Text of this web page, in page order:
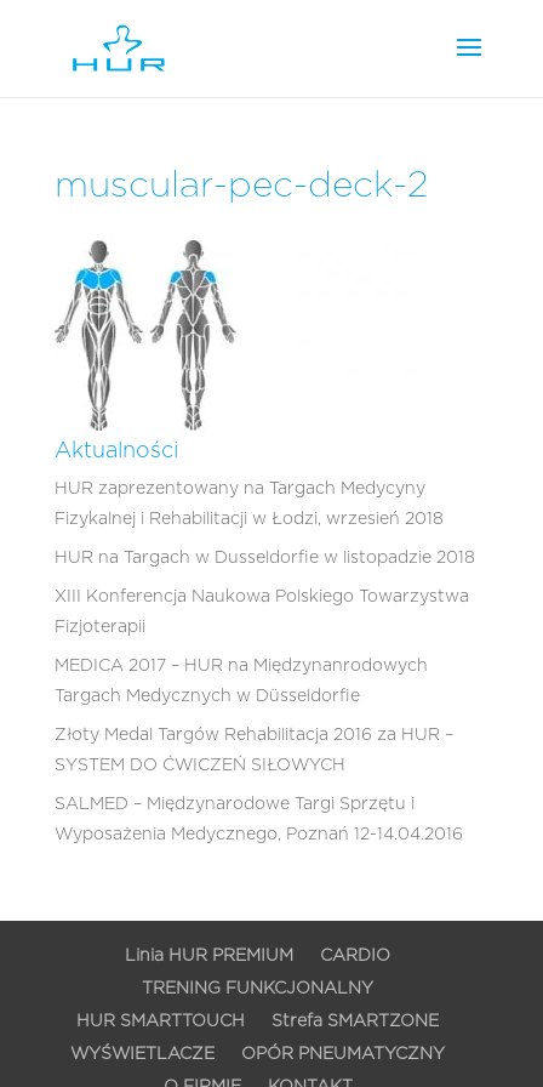
muscular-pec-deck-2
Aktualności
HUR zaprezentowany na Targach Medycyny
Fizykalnej i Rehabilitacji w Łodzi, wrzesień 2018
HUR na Targach w Dusseldorfie w listopadzie 2018
XIII Konferencja Naukowa Polskiego Towarzystwa
Fizjoterapii
MEDICA 2017 – HUR na Międzynanrodowych
Targach Medycznych w Düsseldorfie
Złoty Medal Targów Rehabilitacja 2016 za HUR –
SYSTEM DO ĆWICZEŃ SIŁOWYCH
SALMED – Międzynarodowe Targi Sprzętu i
Wyposażenia Medycznego, Poznań 12-14.04.2016
Linia HUR PREMIUM
CARDIO
TRENING FUNKCJONALNY
HUR SMARTTOUCH
Strefa SMARTZONE
WYŚWIETLACZE
OPÓR PNEUMATYCZNY